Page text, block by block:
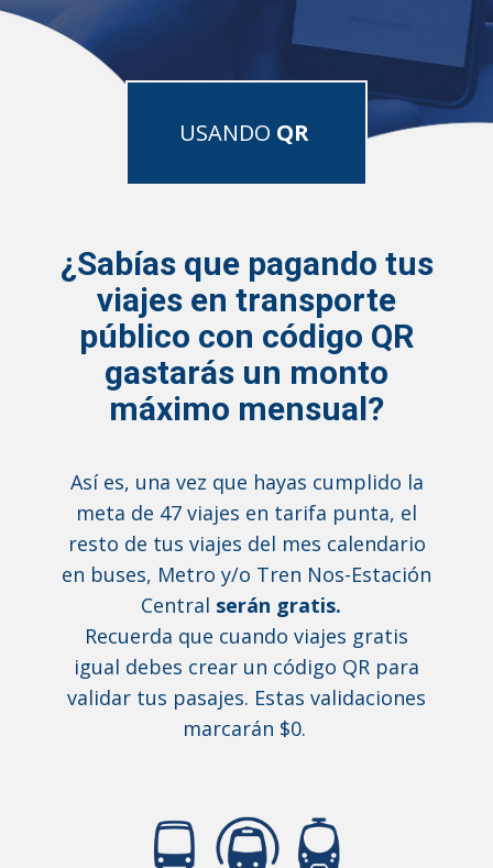
USANDO QR
¿Sabías que pagando tus
viajes en transporte
público con código QR
gastarás un monto
máximo mensual?
Así es, una vez que hayas cumplido la
meta de 47 viajes en tarifa punta, el
resto de tus viajes del mes calendario
en buses, Metro y/o Tren Nos-Estación
Central serán gratis.
Recuerda que cuando viajes gratis
igual debes crear un código QR para
validar tus pasajes. Estas validaciones
marcarán $0.